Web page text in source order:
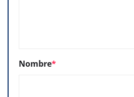
Nombre*